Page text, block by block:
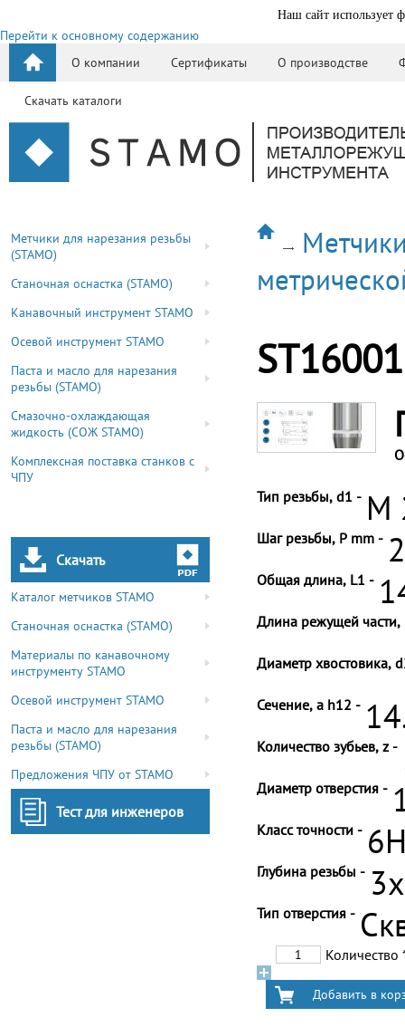
Наш сайт использует
Перейти к основному содержанию
О компании
Сертификаты О производстве
Скачать каталоги
Метчики для нарезания резьбы
(STAMO)
Станочная оснастка (STAMO)
Канавочный инструмент STAMO
Осевой инструмент STAMO
Паста и масло для нарезания
резьбы (STAMO)
Смазочно-охлаждающая
жидкость (СОЖ STAMO)
Комплексная поставка станков с
ЧПУ
Скачать
Каталог метчиков STAMO
Станочная оснастка (STAMO)
Материалы по канавочному
инструменту STAMO
Осевой инструмент STAMO
Паста и масло для нарезания
резьбы (STAMO)
Предложения ЧПУ от STAMO
Тест для инженеров
Тип резьбы, d1 - M
Шаг резьбы, P mm -
Общая длина, L1 -
Длина режущей части,
Диаметр хвостовика,
Сечение, a h12 -
Количество зубьев, z -
Диаметр отверстия -
Класс точности -
Глубина резьбы -
Тип отверстия -
Количество